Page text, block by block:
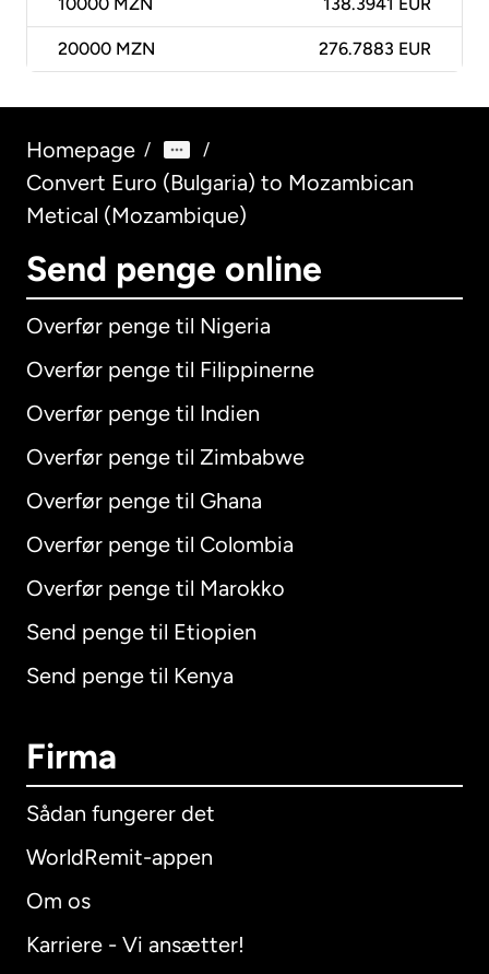
10000 MZN 138.3941 EUR
20000 MZN 276.7883 EUR
Homepage / /
Convert Euro (Bulgaria) to Mozambican
Metical (Mozambique)
Send penge online
Overfør penge til Nigeria
Overfør penge til Filippinerne
Overfør penge til Indien
Overfør penge til Zimbabwe
Overfør penge til Ghana
Overfør penge til Colombia
Overfør penge til Marokko
Send penge til Etiopien
Send penge til Kenya
Firma
Sådan fungerer det
WorldRemit-appen
Om os
Karriere - Vi ansætter!